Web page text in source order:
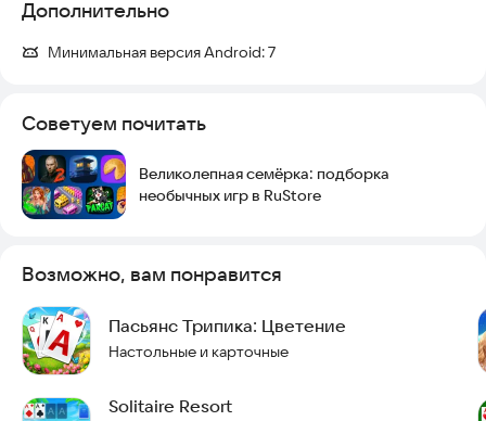
Дополнительно
Минимальная версия Android:7
Советуем почитать
Великолепная семёрка: подборка
необычных игр в RuStore
Возможно, вам понравится
Пасьянс Трипика: Цветение
Настольные и карточные
Solitaire Resort